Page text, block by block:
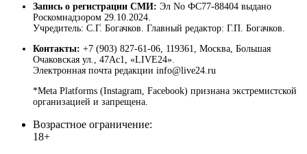
Запись о регистрации СМИ: Эл No ФС77-88404 выдано
Роскомнадзором 29.10.2024.
Учредитель: С.Г. Богачков. Главный редактор: Г.П. Богачков.
Контакты: +7 (903) 827-61-06, 119361, Москва, Большая
Очаковская ул., 47Ас1, «LIVE24».
Электронная почта редакции info@live24.ru
*Meta Platforms (Instagram, Facebook) признана экстремистской
организацией и запрещена.
Возрастное ограничение:
18+